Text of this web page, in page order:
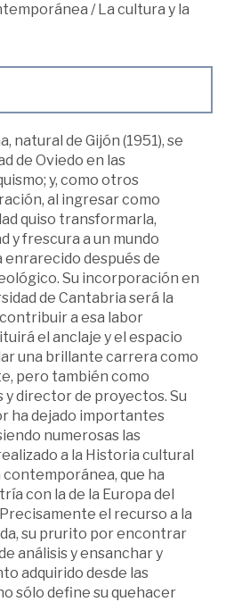
/ La cultura y la
natural de Gijón (1951), se
de Oviedo en las
y, como otros
al ingresar como
quiso transformarla,
y frescura a un mundo
enrarecido después de
Su incorporación en
de Cantabria será la
a esa labor
el anclaje y el espacio
una brillante carrera como
pero también como
y director de proyectos. Su
ha dejado importantes
numerosas las
a la Historia cultural
contemporánea, que ha
con la de la Europa del
el recurso a la
su prurito por encontrar
análisis y ensanchar y
adquirido desde las
sólo define su quehacer